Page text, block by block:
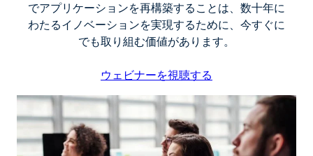
でアプリケーションを再構築することは、数十年に
わたるイノベーションを実現するために、今すぐに
でも取り組む価値があります。
ウェビナーを視聴する